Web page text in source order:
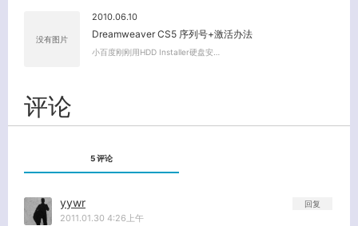
没有图片
2010.06.10
Dreamweaver CS5 序列号+激活办法
小百度刚刚用HDD Installer硬盘安…
评论
5 评论
yywr
2011.01.30 4:26上午
回复
关闭弹窗